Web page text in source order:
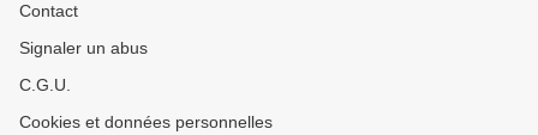
Contact
Signaler un abus
C.G.U.
Cookies et données personnelles